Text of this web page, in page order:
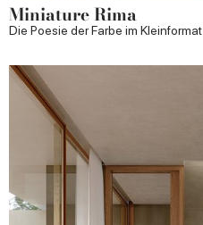
Miniature Rima
Die Poesie der Farbe im Kleinformat